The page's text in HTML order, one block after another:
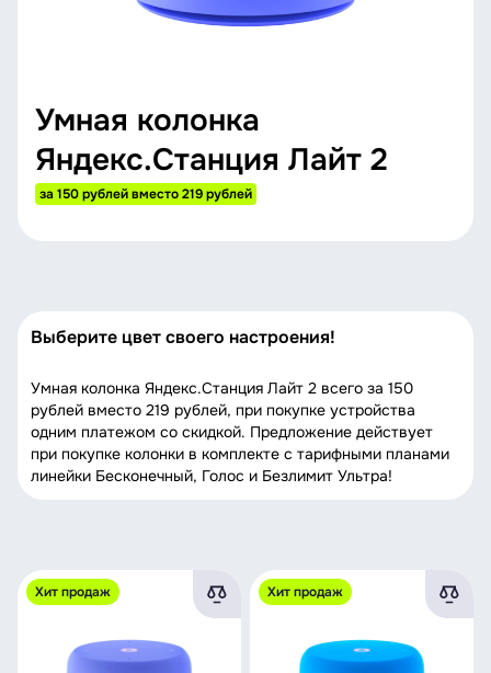
Умная колонка
Яндекс.Станция Лайт 2
за 150 рублей вместо 219 рублей
Выберите цвет своего настроения!
Умная колонка Яндекс.Станция Лайт 2 всего за 150
рублей вместо 219 рублей, при покупке устройства
одним платежом со скидкой. Предложение действует
при покупке колонки в комплекте с тарифными планами
линейки Бесконечный, Голос и Безлимит Ультра!
Хит продаж Хит продаж